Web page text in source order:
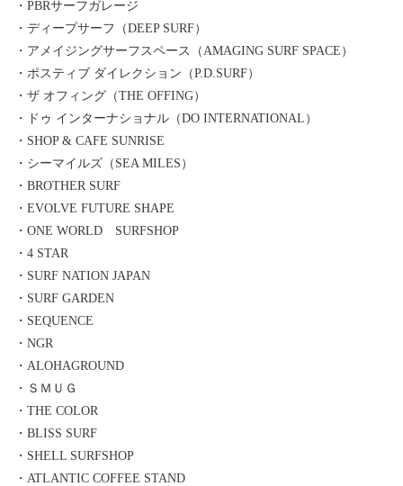
・PBRサーフガレージ
・ディープサーフ（DEEP SURF）
・アメイジングサーフスペース（AMAGING SURF SPACE）
・ポスティブ ダイレクション（P.D.SURF）
・ザ オフィング（THE OFFING）
・ドゥ インターナショナル（DO INTERNATIONAL）
・SHOP & CAFE SUNRISE
・シーマイルズ（SEA MILES）
・BROTHER SURF
・EVOLVE FUTURE SHAPE
・ONE WORLD SURFSHOP
・4 STAR
・SURF NATION JAPAN
・SURF GARDEN
・SEQUENCE
・NGR
・ALOHAGROUND
・ＳＭＵＧ
・THE COLOR
・BLISS SURF
・SHELL SURFSHOP
・ATLANTIC COFFEE STAND